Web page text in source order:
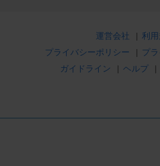
運営会社 | 利
プライバシーポリシー
| プ
ガイドライン
| ヘルプ |